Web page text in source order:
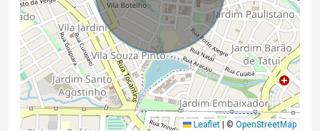
Leaflet © OpenStreetMap